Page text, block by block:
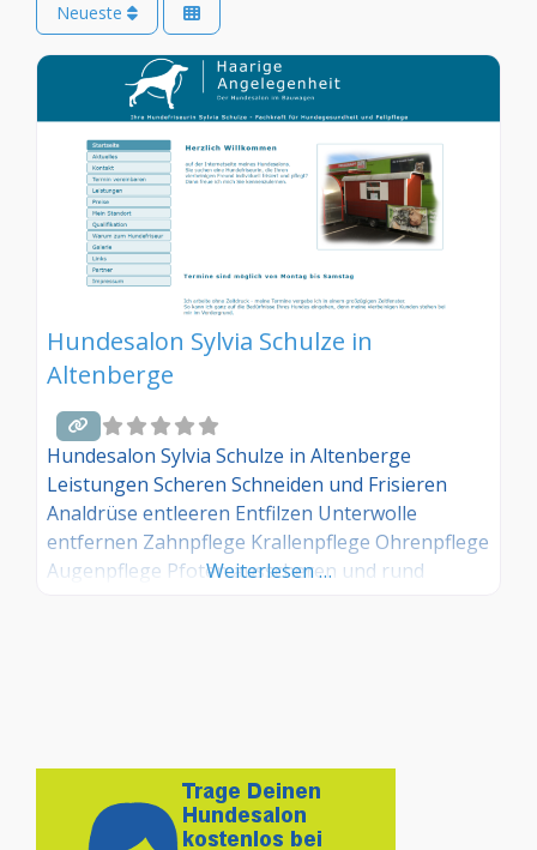
Neueste
Hundesalon Sylvia Schulze in
Altenberge
Hundesalon Sylvia Schulze in Altenberge
Leistungen Scheren Schneiden und Frisieren
Analdrüse entleeren Entfilzen Unterwolle
entfernen Zahnpflege Krallenpflege Ohrenpflege
Augenpflege Pfoten ausscheren und rund
Weiterlesen …